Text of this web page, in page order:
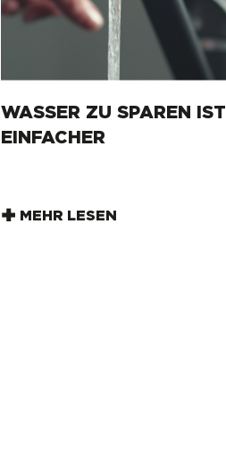
WASSER ZU SPAREN IST
EINFACHER
MEHR LESEN